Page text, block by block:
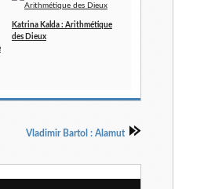
Katrina Kalda : Arithmétique
des Dieux
Vladimir Bartol : Alamut